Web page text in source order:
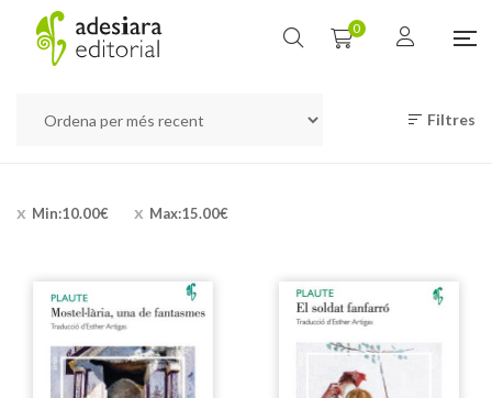
0
Filtres
Min:10.00€ Max:15.00€